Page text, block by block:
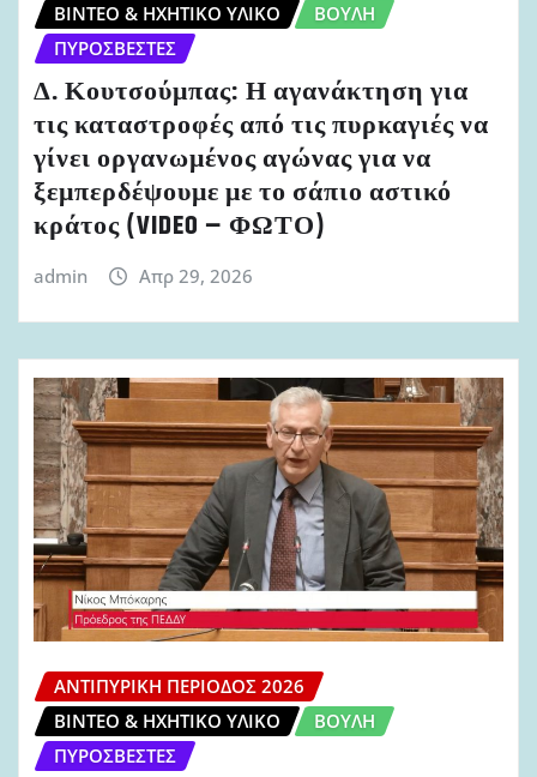
ΒΊΝΤΕΟ & ΗΧΗΤΙΚΌ ΥΛΙΚΌ
ΒΟΥΛΉ
ΠΥΡΟΣΒΈΣΤΕΣ
Δ. Κουτσούμπας: Η αγανάκτηση για
τις καταστροφές από τις πυρκαγιές να
γίνει οργανωμένος αγώνας για να
ξεμπερδέψουμε με το σάπιο αστικό
κράτος (VIDEO – ΦΩΤΟ)
admin Απρ 29, 2026
ΑΝΤΙΠΥΡΙΚΉ ΠΕΡΊΟΔΟΣ 2026
ΒΊΝΤΕΟ & ΗΧΗΤΙΚΌ ΥΛΙΚΌ
ΒΟΥΛΉ
ΠΥΡΟΣΒΈΣΤΕΣ